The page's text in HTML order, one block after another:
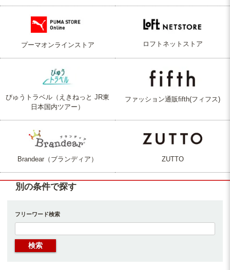
プーマオンラインストア ロフトネットストア
びゅうトラベル（えきねっと JR東
日本国内ツアー）
ファッション通販fifth(フィフス)
Brandear（ブランディア） ZUTTO
別の条件で探す
フリーワード検索